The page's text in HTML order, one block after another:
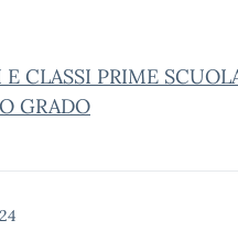
CLASSI PRIME
GRADO